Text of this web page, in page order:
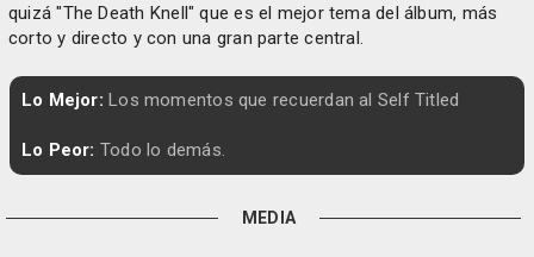
quizá "The Death Knell" que es el mejor tema del álbum, más
corto y directo y con una gran parte central.
Lo Mejor: Los momentos que recuerdan al Self Titled
Lo Peor: Todo lo demás.
MEDIA